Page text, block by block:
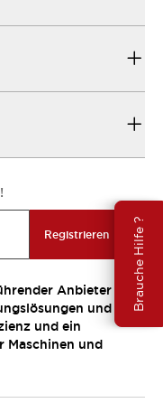
Brauche Hilfe ?
Registrieren
Anbieter
und
und ein
Maschinen und